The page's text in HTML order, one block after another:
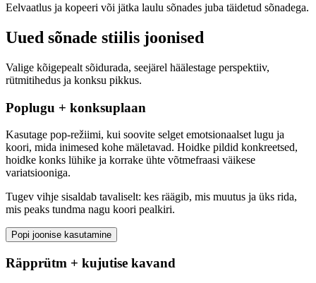
Eelvaatlus ja kopeeri või jätka laulu sõnades juba täidetud sõnadega.
Uued sõnade stiilis joonised
Valige kõigepealt sõidurada, seejärel häälestage perspektiiv,
rütmitihedus ja konksu pikkus.
Poplugu + konksuplaan
Kasutage pop-režiimi, kui soovite selget emotsionaalset lugu ja
koori, mida inimesed kohe mäletavad. Hoidke pildid konkreetsed,
hoidke konks lühike ja korrake ühte võtmefraasi väikese
variatsiooniga.
Tugev vihje sisaldab tavaliselt: kes räägib, mis muutus ja üks rida,
mis peaks tundma nagu koori pealkiri.
Popi joonise kasutamine
Räpprütm + kujutise kavand